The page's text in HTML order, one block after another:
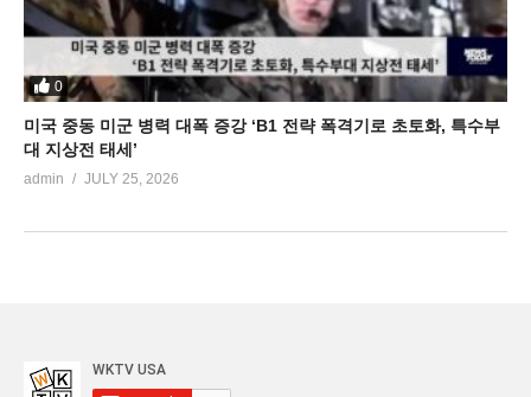
0
미국 중동 미군 병력 대폭 증강 ‘B1 전략 폭격기로 초토화, 특수부
대 지상전 태세’
admin JULY 25, 2026